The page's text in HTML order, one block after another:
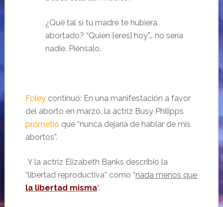
¿Qué tal si tu madre te hubiera
abortado? “Quien [eres] hoy”… no sería
nadie. Piénsalo.
Foleycontinuó: En una manifestación a favor
del aborto en marzo, la actriz Busy Philipps
prometió que “nunca dejaría de hablar de mis
abortos”.
Y la actriz Elizabeth Banks describió la
“libertad reproductiva” como “nada menos que
la libertad misma“.